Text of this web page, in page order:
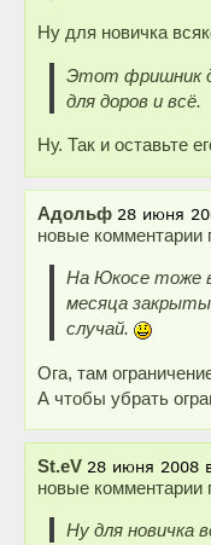
Ну для новичка
Этот фришник
для доров и всё.
Ну. Так и оставьте
Адольф
новые комментарии
На Юкосе тоже
месяца закрыты
случай.
Ога, там
А чтобы убрать
St.eV
новые комментарии
Ну для новичка